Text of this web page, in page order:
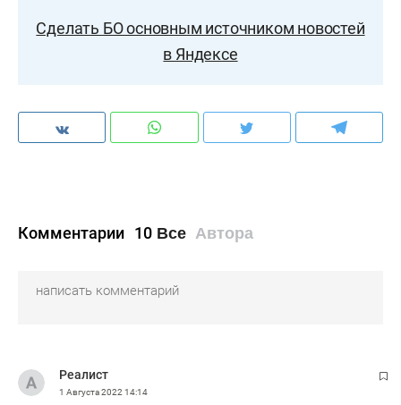
Сделать БО основным источником новостей
в Яндексе
Комментарии 10 Все Автора
Pеалист
1 Августа 2022 14:14